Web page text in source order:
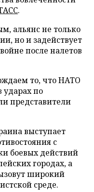
.
альянс не только
но и задействует
после налетов
то, что НАТО
ударах по
представители
выступает
с
боевых действий
городах, а
широкий
среде.